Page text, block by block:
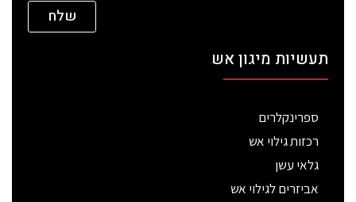
שלח
תעשיות מיגון אש
ספרינקלרים
רכזות גילוי אש
גלאי עשן
אביזרים לגילוי אש